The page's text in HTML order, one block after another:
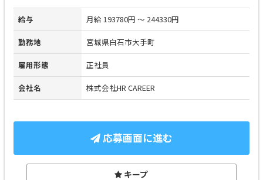
給与 月給 193780円 ～ 244330円
勤務地 宮城県白石市大手町
雇用形態 正社員
会社名 株式会社HR CAREER
応募画面に進む
キープ